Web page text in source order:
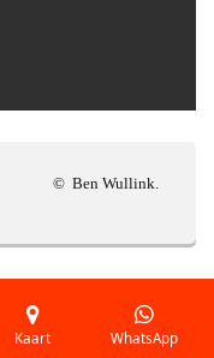
© Ben Wullink.
Kaart WhatsApp